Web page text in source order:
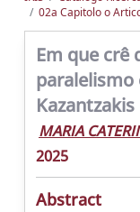
02a Capitolo o
Em que crê
paralelismo
Kazantzakis
MARIA
2025
Abstract